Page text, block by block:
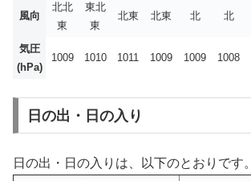
風向
北北
東
東北
東
北東 北東 北 北
気圧
(hPa)
1009 1010 1011 1009 1009 1008
日の出・日の入り
日の出・日の入りは、以下のとおりです。